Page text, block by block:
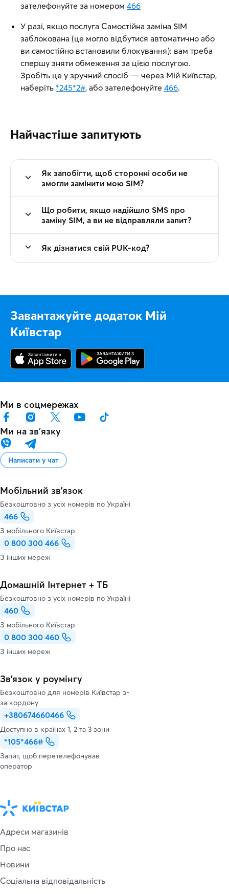
зателефонуйте за номером 466
У разі, якщо послуга Самостійна заміна SIM
заблокована (це могло відбутися автоматично або
ви самостійно встановили блокування): вам треба
спершу зняти обмеження за цією послугою.
Зробіть це у зручний спосіб — через Мій Київстар,
наберіть *245*2#, або зателефонуйте 466.
Найчастіше запитують
Як запобігти, щоб сторонні особи не
змогли замінити мою SIM?
Що робити, якщо надійшло SMS про
заміну SIM, а ви не відправляли запит?
Як дізнатися свій PUK-код?
Завантажуйте додаток Мій
Київстар
Ми в соцмережах
Ми на звʼязку
Написати у чат
Мобільний зв'язок
Безкоштовно з усіх номерів по Україні
466
З мобільного Київстар
0 800 300 466
З інших мереж
Домашній Інтернет + ТБ
Безкоштовно з усіх номерів по Україні
460
З мобільного Київстар
0 800 300 460
З інших мереж
Зв’язок у роумінгу
Безкоштовно для номерів Київстар з-
за кордону
+380674660466
Доступно в країнах 1, 2 та 3 зони
*105*466#
Запит, щоб перетелефонував
оператор
Адреси магазинів
Про нас
Новини
Соціальна відповідальність